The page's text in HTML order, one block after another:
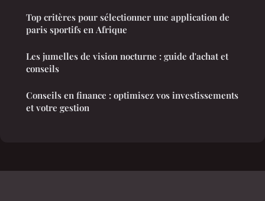
Top critères pour sélectionner une application de
paris sportifs en Afrique
Les jumelles de vision nocturne : guide d'achat et
conseils
Conseils en finance : optimisez vos investissements
et votre gestion